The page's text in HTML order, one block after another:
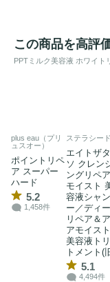
この商品を高評
PPTミルク美容液 ホワイト
plus eau（プリ
ュスオー）
ポイントリペ
ア スーパー
ハード
5.2
1,458件
ステラシード
エイトザ
ソ クレン
ングリペ
モイスト
容液シャ
ー／ディ
リペア＆
アモイスト
美容液ト
トメント(
5.1
4,494件